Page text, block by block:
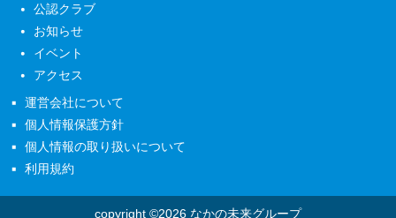
公認クラブ
お知らせ
イベント
アクセス
運営会社について
個人情報保護方針
個人情報の取り扱いについて
利用規約
copyright ©2026 なかの未来グループ